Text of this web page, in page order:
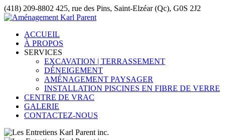
(418) 209-8802 425, rue des Pins, Saint-Elzéar (Qc), G0S 2J2
ACCUEIL
À PROPOS
SERVICES
EXCAVATION | TERRASSEMENT
DÉNEIGEMENT
AMÉNAGEMENT PAYSAGER
INSTALLATION PISCINES EN FIBRE DE VERRE
CENTRE DE VRAC
GALERIE
CONTACTEZ-NOUS